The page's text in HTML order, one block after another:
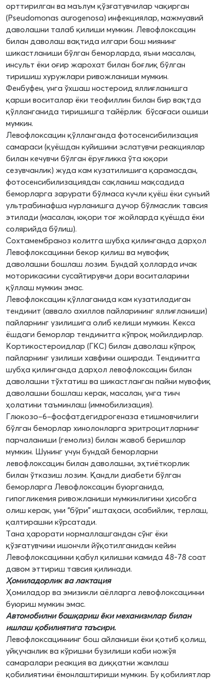
орттирилган ва маълум қўзғатувчилар чақирган
(Рseudomonas aurogenosa) инфекциялар, мажмуавий
даволашни талаб қилиши мумкин. Левофлоксацин
билан даволаш вақтида илгари бош миянинг
шикастланиши бўлган беморларда, яъни масалан,
инсульт ёки оғир жарохат билан боғлиқ бўлган
тиришиш хуружлари ривожланиши мумкин.
Фенбуфен, унга ўхшаш ностероид яллиғланишга
қарши воситалар ёки теофиллин билан бир вақтда
қўлланганида тиришишга тайёрлик бўсағаси ошиши
мумкин.
Левофлоксацин қўлланганда фотосенсибилизация
самараси (қуёшдан куйишини эслатувчи реакциялар
билан кечувчи бўлган ёруғликка ўта юқори
сезувчанлик) жуда кам кузатилишига қарамасдан,
фотосенсибилизациядан сақланиш мақсадида
беморларга зарурати бўлмаса кучли қуёш ёки сунъий
ультрабинафша нурланишга дучор бўлмаслик тавсия
этилади (масалан, юқори тоғ жойларда қуёшда ёки
солярийда бўлиш).
Сохтамембраноз колитга шубҳа қилинганда дарҳол
Левофлоксацинни бекор қилиш ва мувофиқ
даволашни бошлаш лозим. Бундай ҳолларда ичак
моторикасини сусайтирувчи дори воситаларини
қўллаш мумкин эмас.
Левофлоксацин қўллаганида кам кузатиладиган
тендинит (аввало ахиллов пайларининг яллиғланиши)
пайларнинг узилишига олиб келиши мумкин. Кекса
ёшдаги беморлар тендинитга кўпроқ мойилдирлар.
Кортикостероидлар (ГКС) билан даволаш кўпроқ
пайларнинг узилиши хавфини оширади. Тендинитга
шубҳа қилинганда дарҳол левофлоксацин билан
даволашни тўхтатиш ва шикастланган пайни мувофиқ
даволашни бошлаш керак, масалан, унга тинч
ҳолатини таъминлаш (иммобилизация).
Глюкозо–6–фосфатдегидрогеназа етишмовчилиги
бўлган беморлар хинолонларга эритроцитларнинг
парчаланиши (гемолиз) билан жавоб беришлар
мумкин. Шунинг учун бундай беморларни
левофлоксацин билан даволашни, эҳтиёткорлик
билан ўтказиш лозим. Қандли диабети бўлган
беморларга Левофлоксацин буюрганида,
гипогликемия ривожланиши мумкинлигини ҳисобга
олиш керак, уни “бўри” иштаҳаси, асабийлик, терлаш,
қалтирашни кўрсатади.
Тана ҳарорати нормаллашгандан сўнг ёки
қўзғатувчини ишончли йўқотилганидан кейин
Левофлоксацинни қабул қилишни камида 48-78 соат
давом эттириш тавсия қилинади.
Ҳомиладорлик ва лактация
Ҳомиладор ва эмизикли аёлларга левофлоксацинни
буюриш мумкин эмас.
Автомобилни бошқариш ёки механизмлар билан
ишлаш қобилиятига таъсири.
Левофлоксациннинг бош айланиши ёки қотиб қолиш,
уйқучанлик ва кўришни бузилиши каби ножўя
самаралари реакция ва диққатни жамлаш
қобилиятини ёмонлаштириши мумкин. Бу қобилиятлар